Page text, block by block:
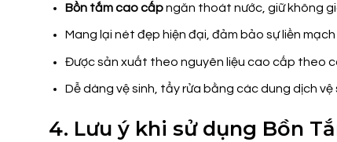
Bồn tắm cao cấpngăn thoát nước, giữ không
Mang lại nét đẹp hiện đại, đảm bảo sự liền
Được sản xuất theo nguyên liệu cao cấp theo
Dễ dàng vệ sinh, tẩy rửa bằng các dung dịch
4. Lưu ý khi sử dụng Bồn